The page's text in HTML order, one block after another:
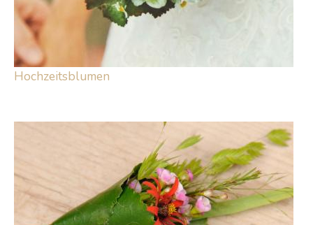
Hochzeitsblumen